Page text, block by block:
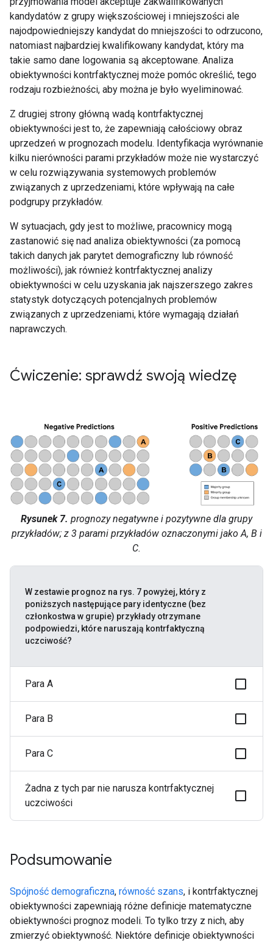
kandydatów z grupy większościowej i mniejszości ale
najodpowiedniejszy kandydat do mniejszości to odrzucono,
natomiast najbardziej kwalifikowany kandydat, który ma
takie samo dane logowania są akceptowane. Analiza
obiektywności kontrfaktycznej może pomóc określić, tego
rodzaju rozbieżności, aby można je było wyeliminować.
Z drugiej strony główną wadą kontrfaktycznej
obiektywności jest to, że zapewniają całościowy obraz
uprzedzeń w prognozach modelu. Identyfikacja wyrównanie
kilku nierówności parami przykładów może nie wystarczyć
w celu rozwiązywania systemowych problemów
związanych z uprzedzeniami, które wpływają na całe
podgrupy przykładów.
W sytuacjach, gdy jest to możliwe, pracownicy mogą
zastanowić się nad analiza obiektywności (za pomocą
takich danych jak parytet demograficzny lub równość
możliwości), jak również kontrfaktycznej analizy
obiektywności w celu uzyskania jak najszerszego zakres
statystyk dotyczących potencjalnych problemów
związanych z uprzedzeniami, które wymagają działań
naprawczych.
Ćwiczenie: sprawdź swoją wiedzę
Rysunek 7. prognozy negatywne i pozytywne dla grupy
przykładów; z 3 parami przykładów oznaczonymi jako A, B i
C.
W zestawie prognoz na rys. 7 powyżej, który z
poniższych następujące pary identyczne (bez
członkostwa w grupie) przykłady otrzymane
podpowiedzi, które naruszają kontrfaktyczną
uczciwość?
Para A
Para B
Para C
Żadna z tych par nie narusza kontrfaktycznej
uczciwości
Podsumowanie
Spójność demograficzna, równość szans, i kontrfaktycznej
obiektywności zapewniają różne definicje matematyczne
obiektywności prognoz modeli. To tylko trzy z nich, aby
zmierzyć obiektywność. Niektóre definicje obiektywności